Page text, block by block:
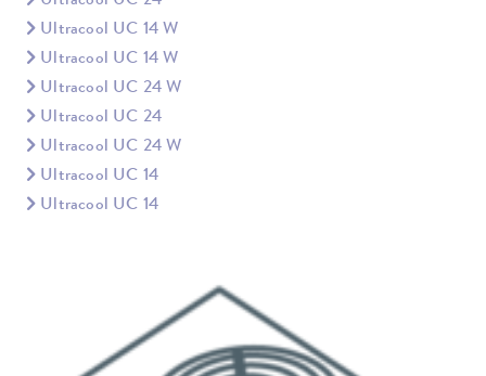
Ultracool UC 14 W
Ultracool UC 14 W
Ultracool UC 24 W
Ultracool UC 24
Ultracool UC 24 W
Ultracool UC 14
Ultracool UC 14